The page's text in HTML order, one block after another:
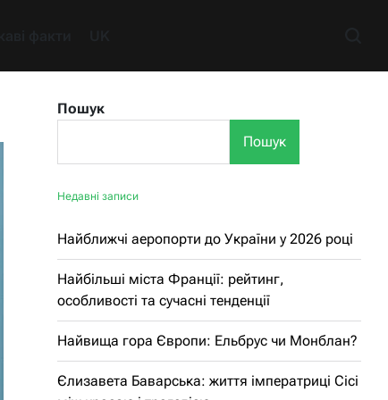
Пошук
Пошук
Недавні записи
Найближчі аеропорти до України у 2026 році
Найбільші міста Франції: рейтинг,
особливості та сучасні тенденції
Найвища гора Європи: Ельбрус чи Монблан?
Єлизавета Баварська: життя імператриці Сісі